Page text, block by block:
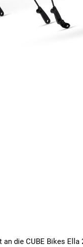
an die CUBE Bikes